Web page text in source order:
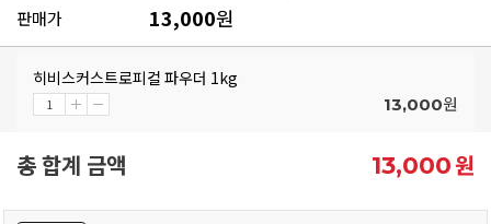
판매가 13,000원
히비스커스트로피컬 파우더 1kg
13,000원
총 합계 금액 13,000원